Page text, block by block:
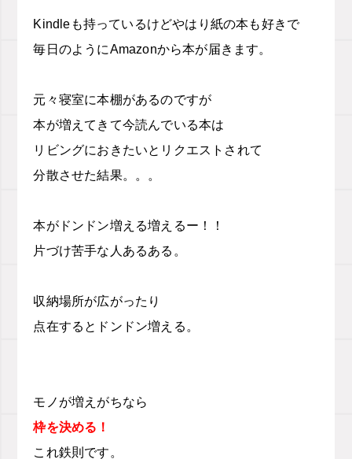
Kindleも持っているけどやはり紙の本も好きで
毎日のようにAmazonから本が届きます。
元々寝室に本棚があるのですが
本が増えてきて今読んでいる本は
リビングにおきたいとリクエストされて
分散させた結果。。。
本がドンドン増える増えるー！！
片づけ苦手な人あるある。
収納場所が広がったり
点在するとドンドン増える。
モノが増えがちなら
枠を決める！
これ鉄則です。